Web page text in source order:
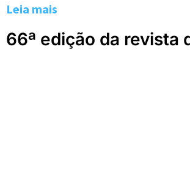
Leia mais
66ª edição da revista